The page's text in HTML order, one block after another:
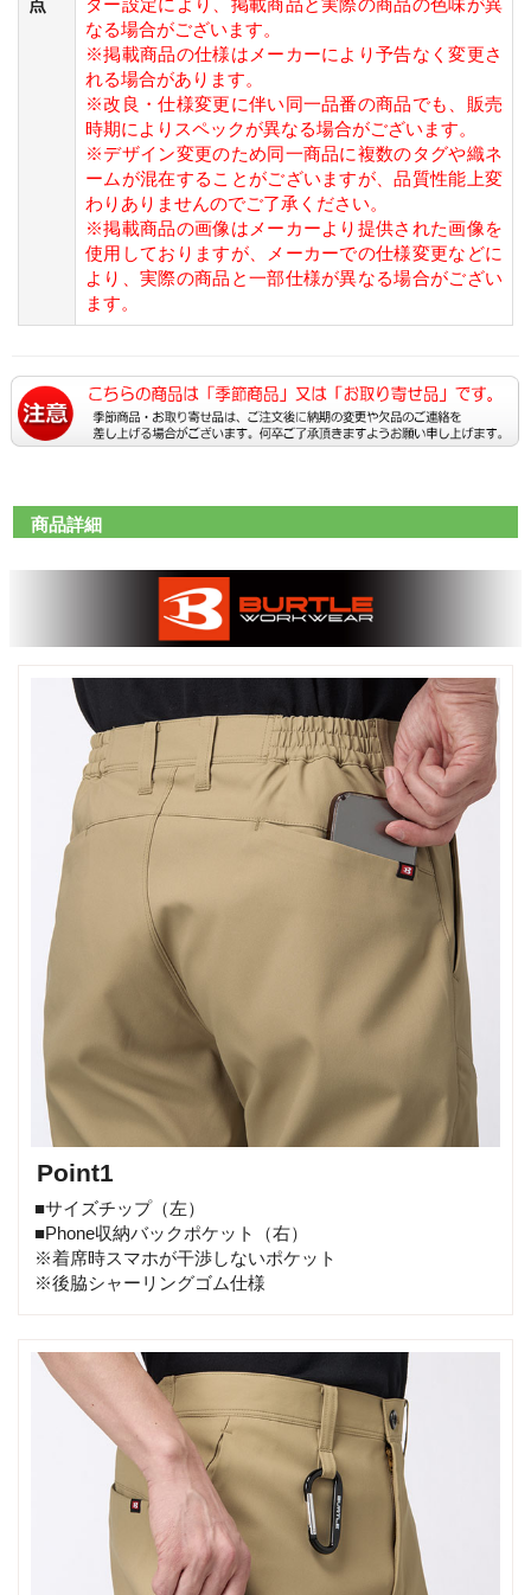
なる場合がございます。
※掲載商品の仕様はメーカーにより予告なく変更さ
れる場合があります。
※改良・仕様変更に伴い同一品番の商品でも、販売
時期によりスペックが異なる場合がございます。
※デザイン変更のため同一商品に複数のタグや織ネ
ームが混在することがございますが、品質性能上変
わりありませんのでご了承ください。
※掲載商品の画像はメーカーより提供された画像を
使用しておりますが、メーカーでの仕様変更などに
より、実際の商品と一部仕様が異なる場合がござい
ます。
商品詳細
Point1
■サイズチップ（左）
■Phone収納バックポケット（右）
※着席時スマホが干渉しないポケット
※後脇シャーリングゴム仕様